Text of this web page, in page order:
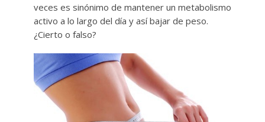
veces es sinónimo de mantener un metabolismo
activo a lo largo del día y así bajar de peso.
¿Cierto o falso?